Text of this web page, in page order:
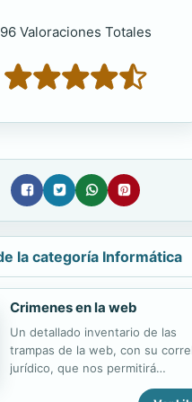
96 Valoraciones Totales
la categoría Informática
Crimenes en la web
Un detallado inventario de las
trampas de la web, con su
jurídico, que nos permitirá
defendernos de peligrosas,